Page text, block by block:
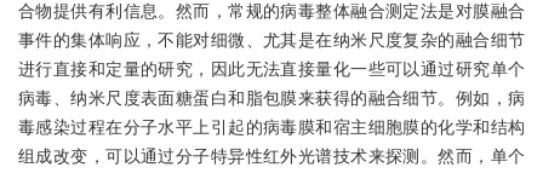
合物提供有利信息。然而，常规的病毒整体融合测定法是对膜融合
事件的集体响应，不能对细微、尤其是在纳米尺度复杂的融合细节
进行直接和定量的研究，因此无法直接量化一些可以通过研究单个
病毒、纳米尺度表面糖蛋白和脂包膜来获得的融合细节。例如，病
毒感染过程在分子水平上引起的病毒膜和宿主细胞膜的化学和结构
组成改变，可以通过分子特异性红外光谱技术来探测。然而，单个